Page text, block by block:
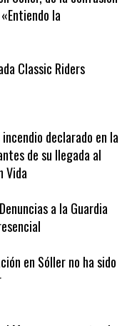
Sóller, de la confusión
la
Classic Riders
declarado en la
de su llegada al
a la Guardia
en Sóller no ha sido